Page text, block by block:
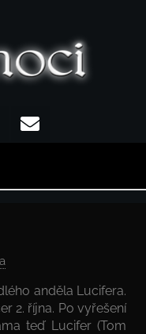
Email
anděla Lucifera.
2. října. Po vyřešení
teď Lucifer (Tom